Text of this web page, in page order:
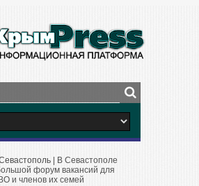
В Севастополе
форум вакансий для
и членов их семей